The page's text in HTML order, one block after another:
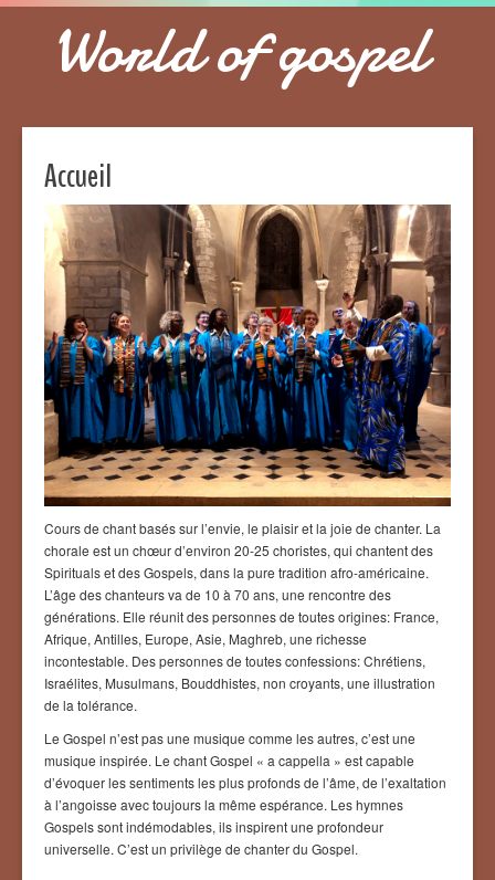
World of gospel
Accueil
Cours de chant basés sur l’envie, le plaisir et la joie de chanter. La
chorale est un chœur d’environ 20-25 choristes, qui chantent des
Spirituals et des Gospels, dans la pure tradition afro-américaine.
L’âge des chanteurs va de 10 à 70 ans, une rencontre des
générations. Elle réunit des personnes de toutes origines: France,
Afrique, Antilles, Europe, Asie, Maghreb, une richesse
incontestable. Des personnes de toutes confessions: Chrétiens,
Israélites, Musulmans, Bouddhistes, non croyants, une illustration
de la tolérance.
Le Gospel n’est pas une musique comme les autres, c’est une
musique inspirée. Le chant Gospel « a cappella » est capable
d’évoquer les sentiments les plus profonds de l’âme, de l’exaltation
à l’angoisse avec toujours la même espérance. Les hymnes
Gospels sont indémodables, ils inspirent une profondeur
universelle. C’est un privilège de chanter du Gospel.